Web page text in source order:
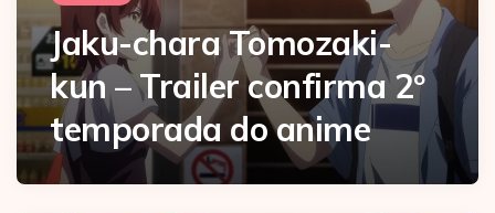
Jaku-chara Tomozaki-
kun – Trailer confirma 2º
temporada do anime